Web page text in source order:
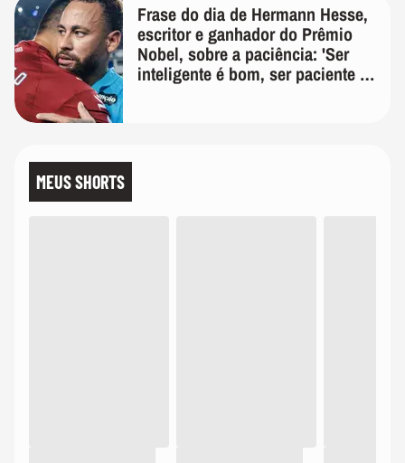
Frase do dia de Hermann Hesse,
escritor e ganhador do Prêmio
Nobel, sobre a paciência: 'Ser
inteligente é bom, ser paciente é
MEUS SHORTS